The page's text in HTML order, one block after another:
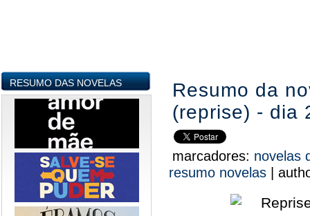
RESUMO DAS NOVELAS
Resumo da
(reprise) - dia
marcadores: novelas
resumo novelas |